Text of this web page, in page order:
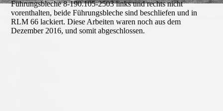
Führungsbleche 8-190.105-2503 links und rechts nicht
vorenthalten, beide Führungsbleche sind beschliefen und in
RLM 66 lackiert. Diese Arbeiten waren noch aus dem
Dezember 2016, und somit abgeschlossen.